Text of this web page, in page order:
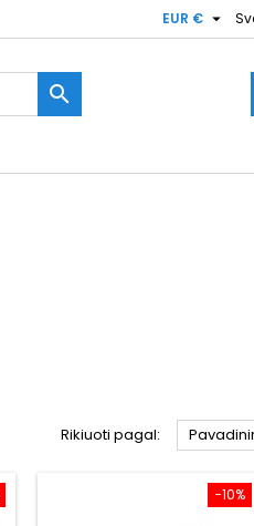
EUR € 

Rikiuoti pagal:
−10%